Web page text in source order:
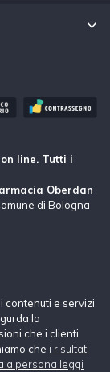
line. Tutti i
Oberdan
di Bologna
contenuti e servizi
la
che i clienti
che i risultati
a persona leggi